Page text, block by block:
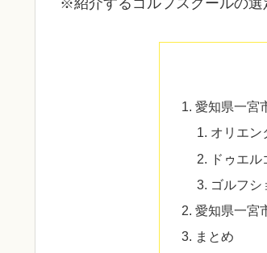
愛知県一宮
オリエ
ドゥエ
ゴルフシ
愛知県一宮
まとめ